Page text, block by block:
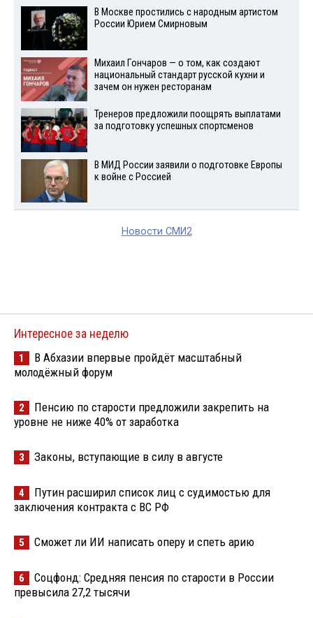
В Москве простились с народным артистом
России Юрием Смирновым
Михаил Гончаров — о том, как создают
национальный стандарт русской кухни и
зачем он нужен ресторанам
Тренеров предложили поощрять выплатами
за подготовку успешных спортсменов
В МИД России заявили о подготовке Европы
к войне с Россией
Новости СМИ2
Интересное за неделю
1
В Абхазии впервые пройдёт масштабный
молодёжный форум
2
Пенсию по старости предложили закрепить на
уровне не ниже 40% от заработка
3 Законы, вступающие в силу в августе
4
Путин расширил список лиц с судимостью для
заключения контракта с ВС РФ
5 Сможет ли ИИ написать оперу и спеть арию
6
Соцфонд: Средняя пенсия по старости в России
превысила 27,2 тысячи